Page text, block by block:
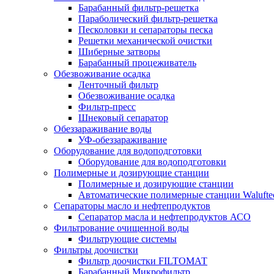
Барабанный фильтр-решетка
Параболический фильтр-решетка
Песколовки и сепараторы песка
Решетки механической очистки
Шиберные затворы
Барабанный процеживатель
Обезвоживание осадка
Ленточный фильтр
Обезвоживание осадка
Фильтр-пресс
Шнековый сепаратор
Обеззараживание воды
УФ-обеззараживание
Оборудование для водоподготовки
Оборудование для водоподготовки
Полимерные и дозирующие станции
Полимерные и дозирующие станции
Автоматические полимерные станции
Сепараторы масло и нефтепродуктов
Сепаратор масла и нефтепродуктов АСО
Фильтрование очищенной воды
Фильтрующие системы
Фильтры доочистки
Фильтр доочистки FILTOМАТ
Барабанный Микрофильтр